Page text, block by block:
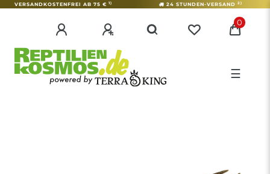
VERSANDKOSTENFREI AB 75 € 1) 24 STUNDEN-VERSAND 2)
0
☰